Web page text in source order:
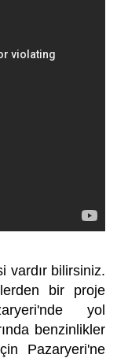
vardır bilirsiniz.
bir proje
yol
benzinlikler
Pazaryeri'ne